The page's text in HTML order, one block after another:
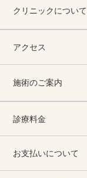
クリニックについて
アクセス
施術のご案内
診療料金
お支払いについて